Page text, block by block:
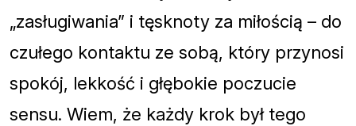
„zasługiwania” i tęsknoty za miłością – do
czułego kontaktu ze sobą, który przynosi
spokój, lekkość i głębokie poczucie
sensu. Wiem, że każdy krok był tego